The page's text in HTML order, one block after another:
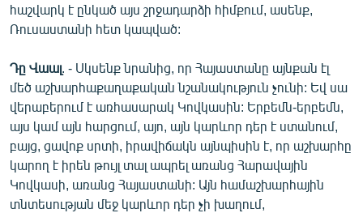
հաշվարկ է ընկած այս շրջադարձի հիմքում, ասենք,
Ռուսաստանի հետ կապված:
Դը Վաալ . - Սկսենք նրանից, որ Հայաստանը այնքան էլ
մեծ աշխարհաքաղաքական նշանակություն չունի: Եվ սա
վերաբերում է առհասարակ Կովկասին: Երբեմն-երբեմն,
այս կամ այն հարցում, այո, այն կարևոր դեր է ստանում,
բայց, ցավոք սրտի, իրավիճակն այնպիսին է, որ աշխարհը
կարող է իրեն թույլ տալ ապրել առանց Հարավային
Կովկասի, առանց Հայաստանի: Այն համաշխարհային
տնտեսության մեջ կարևոր դեր չի խաղում,